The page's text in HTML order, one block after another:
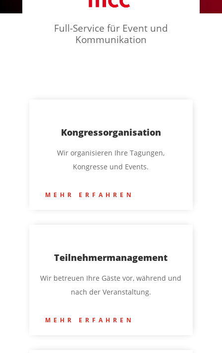
Full-Service für Event und
Kommunikation
Kongressorganisation
Wir organisieren Ihre Tagungen,
Kongresse und Events.
MEHR ERFAHREN
Teilnehmermanagement
Wir betreuen Ihre Gäste vor, während und
nach der Veranstaltung.
MEHR ERFAHREN